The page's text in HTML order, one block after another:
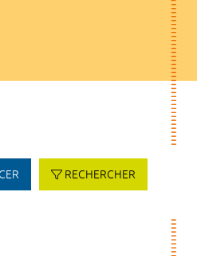
RECHERCHER